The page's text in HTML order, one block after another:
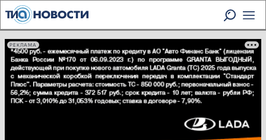
РЕКЛАМА